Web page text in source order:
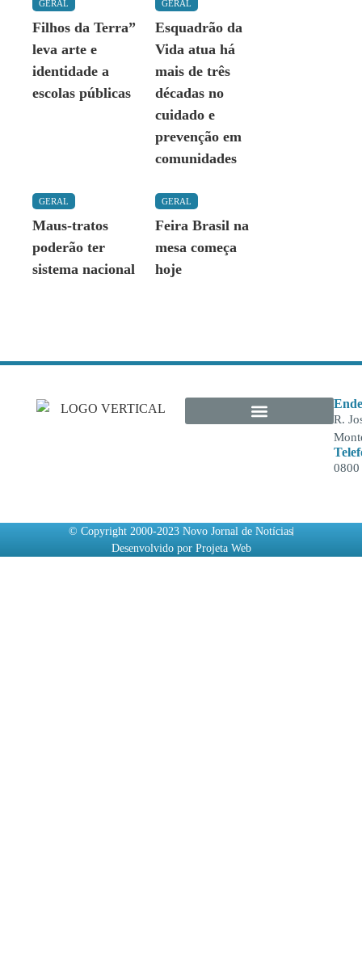
GERAL
Filhos da Terra”
leva arte e
identidade a
escolas públicas
GERAL
Esquadrão da
Vida atua há
mais de três
décadas no
cuidado e
prevenção em
comunidades
GERAL
Maus-tratos
poderão ter
sistema nacional
GERAL
Feira Brasil na
mesa começa
hoje
R.
0800
© Copyright 2000-2023 Novo Jornal de Notícias
Desenvolvido por Projeta Web